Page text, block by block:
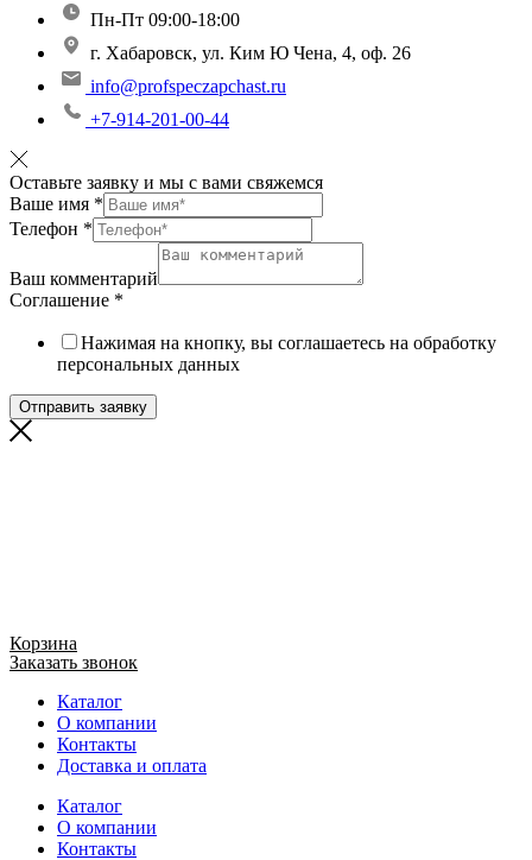
Пн-Пт 09:00-18:00
г. Хабаровск, ул. Ким Ю Чена, 4, оф. 26
info@profspeczapchast.ru
+7-914-201-00-44
Оставьте заявку и мы с вами свяжемся
Ваше имя *
Телефон *
Ваш комментарий
Соглашение *
Нажимая на кнопку, вы соглашаетесь на обработку
персональных данных
Отправить заявку
Корзина
Заказать звонок
Каталог
О компании
Контакты
Доставка и оплата
Каталог
О компании
Контакты